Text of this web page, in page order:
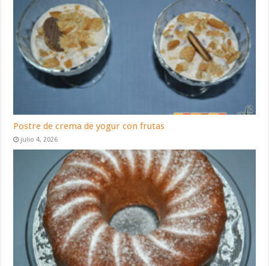
Postre de crema de yogur con frutas
julio 4, 2026